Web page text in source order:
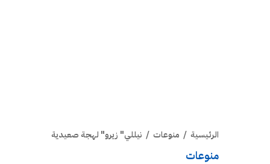
الرئيسية / منوعات / نيللي" زيرو" لهجة صعيدية
منوعات